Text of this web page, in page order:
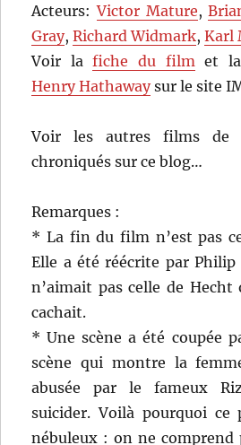
Acteurs:Victor Mature,
Gray,Richard Widmark,Karl
Voir lafiche du film et
Henry Hathawaysur le site
Voir les autres films de
chroniqués sur ce blog…
Remarques :
* La fin du film n’est pas
Elle a été réécrite par Philip
n’aimait pas celle de Hecht
cachait.
* Une scène a été coupée
scène qui montre la
abusée par le fameux
suicider. Voilà pourquoi ce
nébuleux : on ne comprend